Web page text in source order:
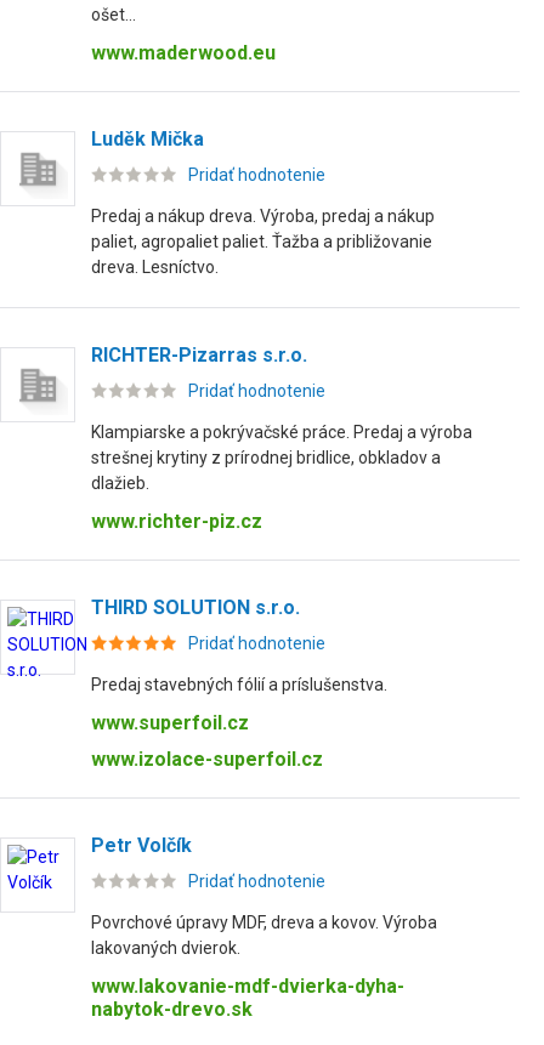
ošet...
www.maderwood.eu
Luděk Mička
Pridať hodnotenie
Predaj a nákup dreva. Výroba, predaj a nákup
paliet, agropaliet paliet. Ťažba a približovanie
dreva. Lesníctvo.
RICHTER-Pizarras s.r.o.
Pridať hodnotenie
Klampiarske a pokrývačské práce. Predaj a výroba
strešnej krytiny z prírodnej bridlice, obkladov a
dlažieb.
www.richter-piz.cz
THIRD SOLUTION s.r.o.
Pridať hodnotenie
Predaj stavebných fólií a príslušenstva.
www.superfoil.cz
www.izolace-superfoil.cz
Petr Volčík
Pridať hodnotenie
Povrchové úpravy MDF, dreva a kovov. Výroba
lakovaných dvierok.
www.lakovanie-mdf-dvierka-dyha-
nabytok-drevo.sk